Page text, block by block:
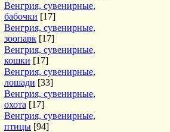
Венгрия, сувенирные,
бабочки [17]
Венгрия, сувенирные,
зоопарк [17]
Венгрия, сувенирные,
кошки [17]
Венгрия, сувенирные,
лошади [33]
Венгрия, сувенирные,
охота [17]
Венгрия, сувенирные,
птицы [94]